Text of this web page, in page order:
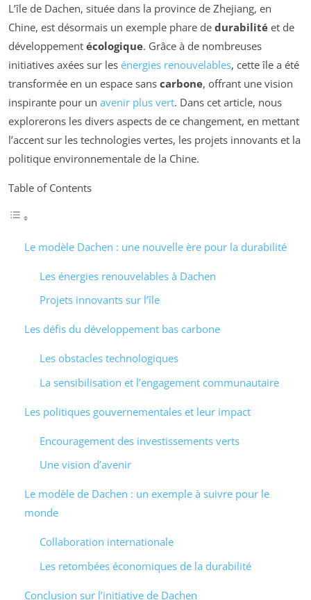
L’île de Dachen, située dans la province de Zhejiang, en
Chine, est désormais un exemple phare de durabilité et de
développement écologique. Grâce à de nombreuses
initiatives axées sur les énergies renouvelables, cette île a été
transformée en un espace sans carbone, offrant une vision
inspirante pour un avenir plus vert. Dans cet article, nous
explorerons les divers aspects de ce changement, en mettant
l’accent sur les technologies vertes, les projets innovants et la
politique environnementale de la Chine.
Table of Contents
Le modèle Dachen : une nouvelle ère pour la durabilité
Les énergies renouvelables à Dachen
Projets innovants sur l’île
Les défis du développement bas carbone
Les obstacles technologiques
La sensibilisation et l’engagement communautaire
Les politiques gouvernementales et leur impact
Encouragement des investissements verts
Une vision d’avenir
Le modèle de Dachen : un exemple à suivre pour le
monde
Collaboration internationale
Les retombées économiques de la durabilité
Conclusion sur l’initiative de Dachen